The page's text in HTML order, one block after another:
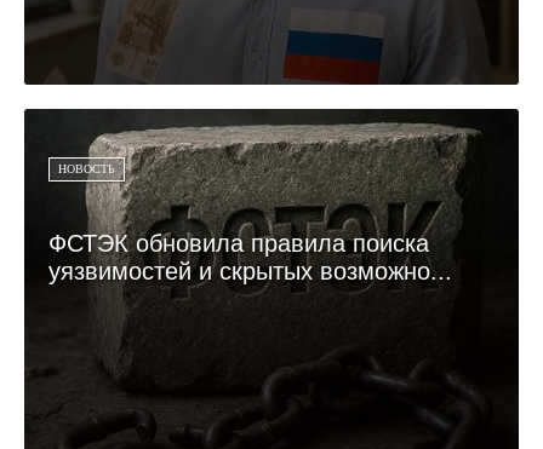
НОВОСТЬ
ФСТЭК обновила правила поиска
уязвимостей и скрытых возможно...